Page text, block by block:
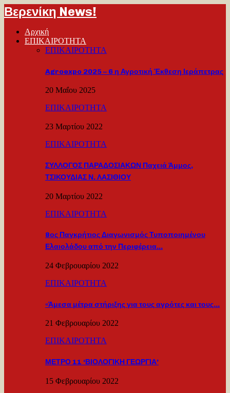
Βερενίκη News!
Αρχική
ΕΠΙΚΑΙΡΟΤΗΤΑ
ΕΠΙΚΑΙΡΟΤΗΤΑ
Agroexpo 2025 – 6 η Αγροτική Έκθεση Ιεράπετρας
20 Μαΐου 2025
ΕΠΙΚΑΙΡΟΤΗΤΑ
23 Μαρτίου 2022
ΕΠΙΚΑΙΡΟΤΗΤΑ
ΣΥΛΛΟΓΟΣ ΠΑΡΑΔΟΣΙΑΚΩΝ Παχειά Άμμος,
ΤΣΙΚΟΥΔΙΑΣ Ν. ΛΑΣΙΘΙΟΥ
20 Μαρτίου 2022
ΕΠΙΚΑΙΡΟΤΗΤΑ
8ος Παγκρήτιος Διαγωνισμός Τυποποιημένου
Ελαιολάδου από την Περιφέρεια…
24 Φεβρουαρίου 2022
ΕΠΙΚΑΙΡΟΤΗΤΑ
«Άμεσα μέτρα στήριξης για τους αγρότες και τους…
21 Φεβρουαρίου 2022
ΕΠΙΚΑΙΡΟΤΗΤΑ
ΜΕΤΡΟ 11 ‘ΒΙΟΛΟΓΙΚΗ ΓΕΩΡΓΙΑ’
15 Φεβρουαρίου 2022